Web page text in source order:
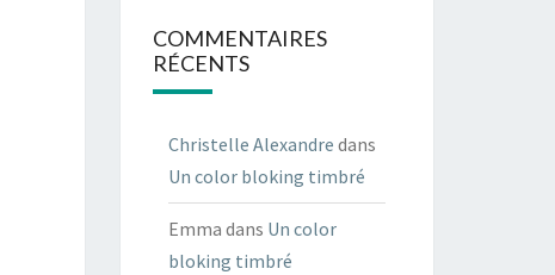
COMMENTAIRES
RÉCENTS
Christelle Alexandre dans
Un color bloking timbré
Emma dans Un color
bloking timbré